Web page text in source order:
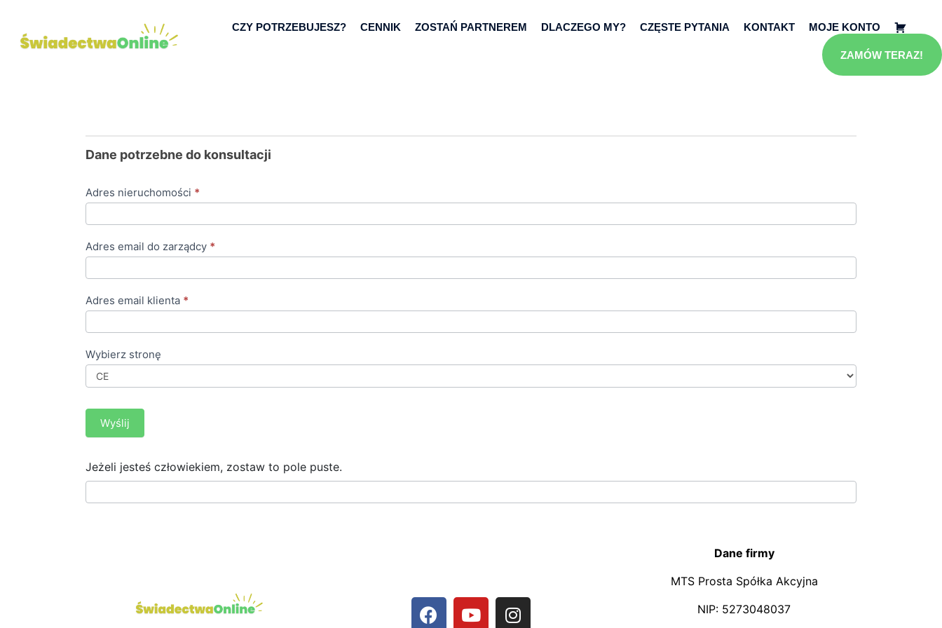
CZY POTRZEBUJESZ? CENNIK ZOSTAŃ PARTNEREM DLACZEGO MY? CZĘSTE PYTANIA KONTAKT MOJE KONTO
Koszyk
ZAMÓW TERAZ!
dodanie
konsultacji
Dane potrzebne do konsultacji
Adres nieruchomości *
Adres email do zarządcy *
Adres email klienta *
Wybierz stronę
Wyślij
Jeżeli jesteś człowiekiem, zostaw to pole puste.
Dane firmy
MTS Prosta Spółka Akcyjna
NIP: 5273048037